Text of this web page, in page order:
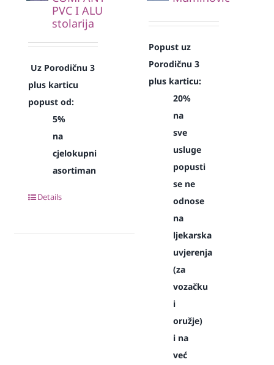
PVC I ALU
stolarija
Uz Porodičnu 3
plus karticu
popust od:
5%
na
cjelokupni
asortiman
Details
Popust uz
Porodičnu 3
plus karticu:
20%
na
sve
usluge
popusti
se ne
odnose
na
ljekarska
uvjerenja
(za
vozačku
i
oružje)
i na
već